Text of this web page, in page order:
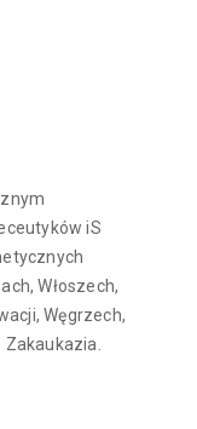
iS
Włoszech,
Węgrzech,